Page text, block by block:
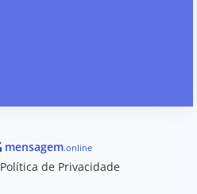
mensagem.online
Política de Privacidade